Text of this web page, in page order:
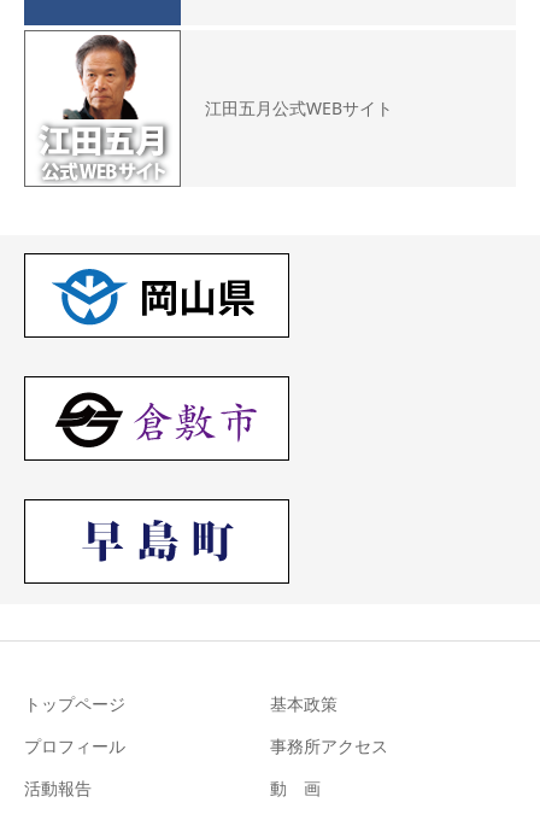
江田五月公式WEBサイト
トップページ
基本政策
プロフィール
事務所アクセス
活動報告
動 画